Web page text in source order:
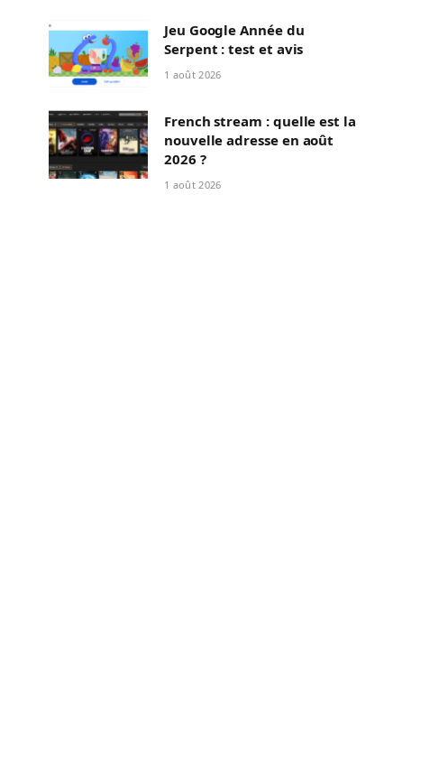
Jeu Google Année du
Serpent : test et avis
1 août 2026
French stream : quelle est la
nouvelle adresse en août
2026 ?
1 août 2026